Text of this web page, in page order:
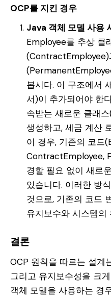
OCP를 지킨 경우
Java 객체 모델 사용
Employee를 추상 클
(ContractEmployee)
봅시다. 이 구조에서
서)이 추가되어야 한
속받는 새로운 클래
생성하고, 세금 계산
이 경우, 기존의 코드
ContractEmployee,
경할 필요 없이 새로
있습니다. 이러한 방
것으로, 기존의 코드
유지보수와 시스템의
결론
OCP 원칙을 따르는 설계
그리고 유지보수성을 크
객체 모델을 사용하는 경